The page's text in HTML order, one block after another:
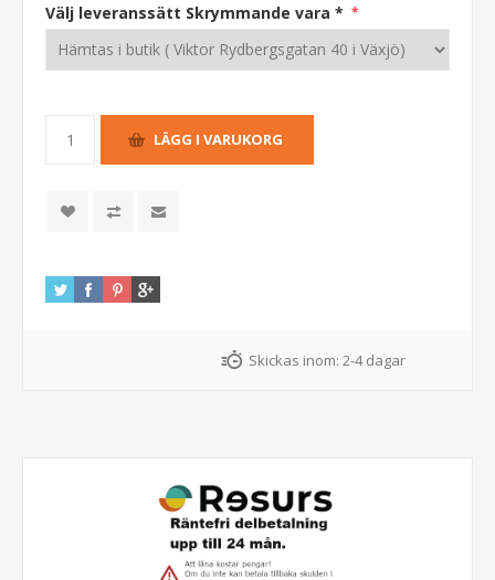
Välj leveranssätt Skrymmande vara * *
Skickas inom: 2-4 dagar